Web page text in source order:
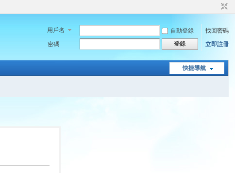
用戶名 自動登錄
找回密碼
密碼
登錄 立即註冊
快捷導航